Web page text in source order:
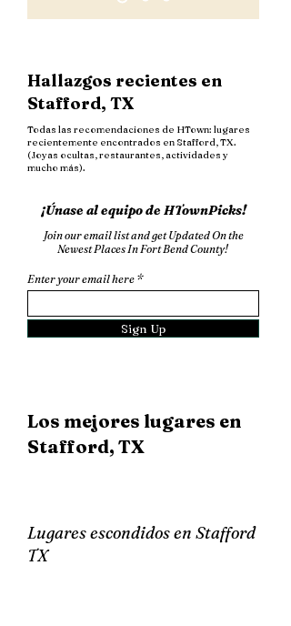
Hallazgos recientes en
Stafford, TX
Todas las recomendaciones de HTown: lugares
recientemente encontrados en Stafford, TX.
(Joyas ocultas, restaurantes, actividades y
mucho más).
¡Únase al equipo de HTownPicks!
Join our email list and get Updated On the
Newest Places In Fort Bend County!
Enter your email here
Sign Up
Los mejores lugares en
Stafford, TX
Lugares escondidos en Stafford
TX